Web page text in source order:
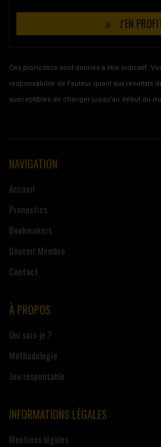
J'EN
Ces pronostics sont donnés à titre indicatif.
responsabilité de l'auteur quant aux résultats
susceptibles de changer jusqu'au début du
NAVIGATION
Accueil
Pronostics
Bookmakers
Devenir Membre
Contact
À PROPOS
Qui suis-je ?
Méthodologie
Jeu responsable
INFORMATIONS LÉGALES
Mentions légales